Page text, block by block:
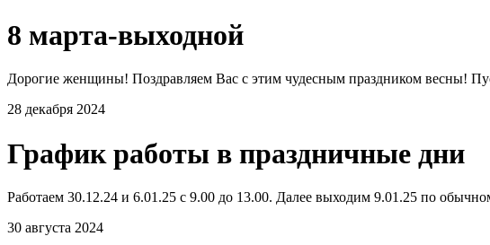
8 марта-выходной
Дорогие женщины! Поздравляем Вас с этим чудесным праздником весны!
28 декабря 2024
График работы в праздничные дни
Работаем 30.12.24 и 6.01.25 с 9.00 до 13.00. Далее выходим 9.01.25 по
30 августа 2024